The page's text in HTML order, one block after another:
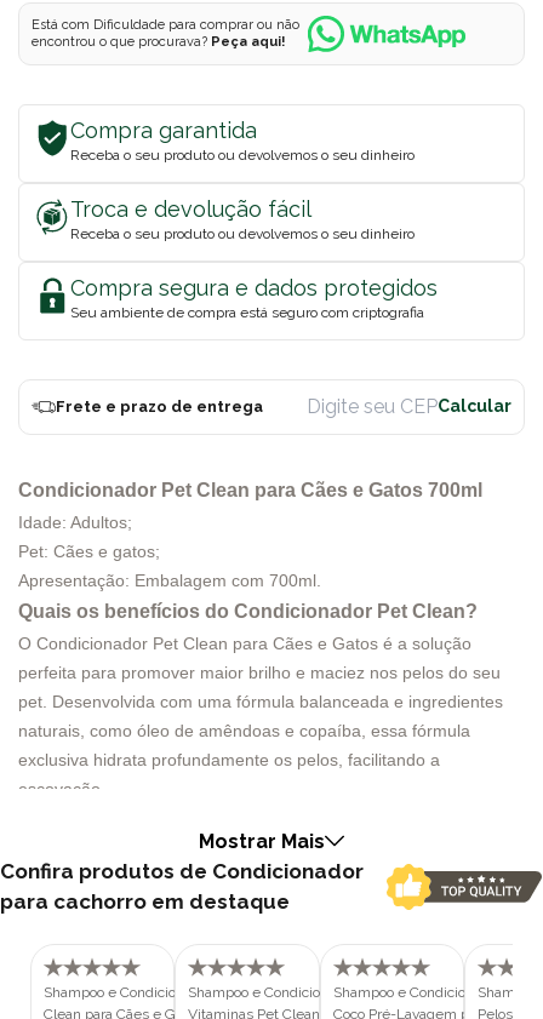
Está com Dificuldade para comprar ou não
encontrou o que procurava? Peça aqui!
Compra garantida
Receba o seu produto ou devolvemos o seu dinheiro
Troca e devolução fácil
Receba o seu produto ou devolvemos o seu dinheiro
Compra segura e dados protegidos
Seu ambiente de compra está seguro com criptografia
Frete e prazo de entrega
Condicionador Pet Clean para Cães e Gatos 700ml
Idade: Adultos;
Pet: Cães e gatos;
Apresentação: Embalagem com 700ml.
Quais os benefícios do Condicionador Pet Clean?
O Condicionador Pet Clean para Cães e Gatos é a solução
perfeita para promover maior brilho e maciez nos pelos do seu
pet. Desenvolvida com uma fórmula balanceada e ingredientes
naturais, como óleo de amêndoas e copaíba, essa fórmula
exclusiva hidrata profundamente os pelos, facilitando a
escovação.
é indicado tanto para cachorros quanto para gatos, garantindo
resultados incríveis em ambas as espécies. Além de deixar os
pelos dos seus pets mais bonitos e sedosos, o condicionador
uma experiência agradável para você e para o seu pet.
Por que comprar oCondicionador Pet Cleanna
Mostrar Mais
Confira produtos de Condicionador
para cachorro em destaque
Shampoo e Condicionador 5 em 1 Pet
Clean para Cães e Gatos 700ml
Shampoo e Condicionador Bomba de
Vitaminas Pet Clean para Cães e
Shampoo e Condicionador Pet
Coco Pré-Lavagem para Cães e
Pelos